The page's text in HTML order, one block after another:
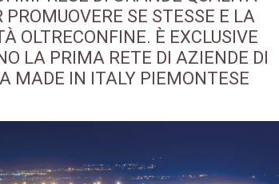
PROMUOVERE SE STESSE E LA
OLTRECONFINE. È EXCLUSIVE
LA PRIMA RETE DI AZIENDE DI
MADE IN ITALY PIEMONTESE